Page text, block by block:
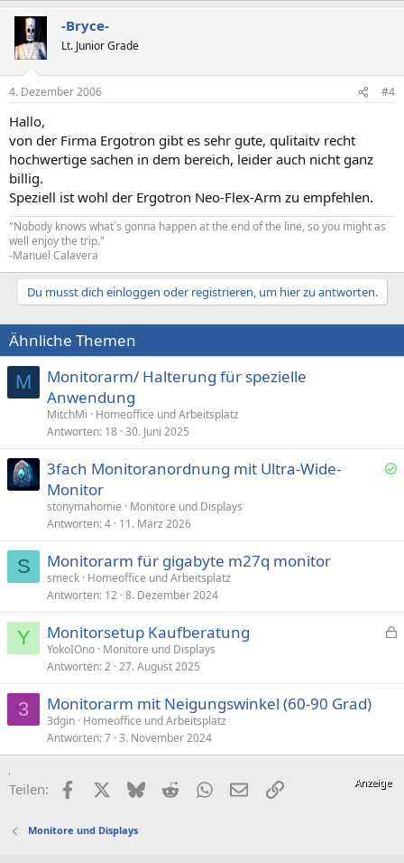
-Bryce-
Lt. Junior Grade
4. Dezember 2006 #4
Hallo,
von der Firma Ergotron gibt es sehr gute, qulitaitv recht
hochwertige sachen in dem bereich, leider auch nicht ganz
billig.
Speziell ist wohl der Ergotron Neo-Flex-Arm zu empfehlen.
"Nobody knows what´s gonna happen at the end of the line, so you might as
well enjoy the trip."
-Manuel Calavera
Du musst dich einloggen oder registrieren, um hier zu antworten.
Ähnliche Themen
M
Monitorarm/ Halterung für spezielle
Anwendung
MitchMi
Homeoffice und Arbeitsplatz
Antworten 18 30. Juni 2025
s
3fach Monitoranordnung mit Ultra-Wide-
Monitor
stonymahomie
Monitore und Displays
Antworten 4 11. März 2026
S Monitorarm für gigabyte m27q monitor
smeck Homeoffice und Arbeitsplatz
Antworten 12 8. Dezember 2024
Y
p
Monitorsetup Kaufberatung
YokoIOno Monitore und Displays
Antworten 2 27. August 2025
3 Monitorarm mit Neigungswinkel (60-90 Grad)
3dgin Homeoffice und Arbeitsplatz
Antworten 7 3. November 2024
Teilen: FacebookX (Twitter)
BlueskyRedditWhatsApp
E-MailLink
Monitore und Displays